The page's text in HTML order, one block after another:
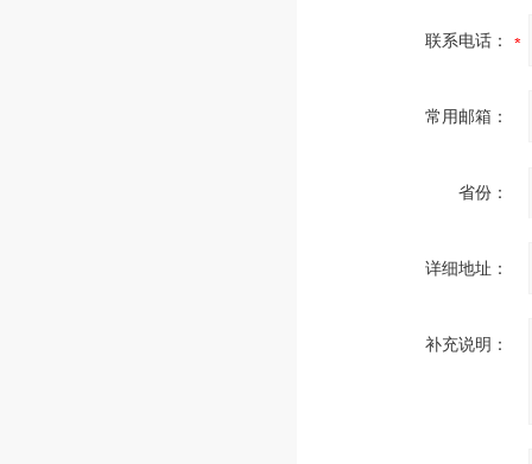
联系电话：
常用邮箱：
省份：
详细地址：
补充说明：